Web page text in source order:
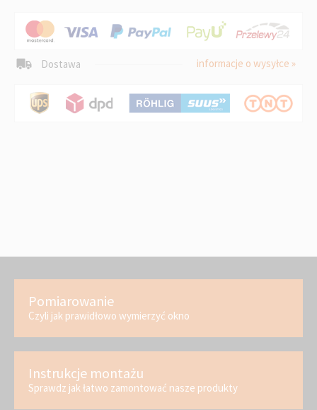
Dostawa informacje o wysyłce »
Pomiarowanie
Czyli jak prawidłowo wymierzyć okno
Instrukcje montażu
Sprawdz jak łatwo zamontować nasze produkty